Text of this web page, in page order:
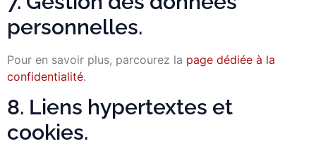
personnelles.
Pour en savoir plus, parcourez la page dédiée à la
confidentialité.
8. Liens hypertextes et
cookies.